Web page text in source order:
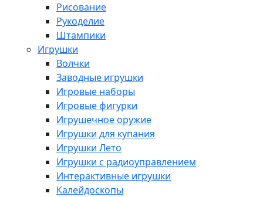
Рисование
Рукоделие
Штампики
Игрушки
Волчки
Заводные игрушки
Игровые наборы
Игровые фигурки
Игрушечное оружие
Игрушки для купания
Игрушки Лето
Игрушки с радиоуправлением
Интерактивные игрушки
Калейдоскопы